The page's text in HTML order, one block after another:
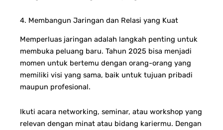
4. Membangun Jaringan dan Relasi yang Kuat
Memperluas jaringan adalah langkah penting untuk
membuka peluang baru. Tahun 2025 bisa menjadi
momen untuk bertemu dengan orang-orang yang
memiliki visi yang sama, baik untuk tujuan pribadi
maupun profesional.
Ikuti acara networking, seminar, atau workshop yang
relevan dengan minat atau bidang kariermu. Dengan